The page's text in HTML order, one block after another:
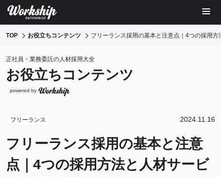
TOP お役立ちコンテンツ フリーランス採用の基本と注意点｜4つの採用
正社員・業務委託の人材採用大全
お役立ちコンテンツ
powered by
フリーランス 2024.11.16
フリーランス採用の基本と注意
点｜4つの採用方法と人材サービ